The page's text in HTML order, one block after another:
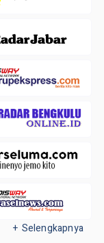
+ Selengkapnya